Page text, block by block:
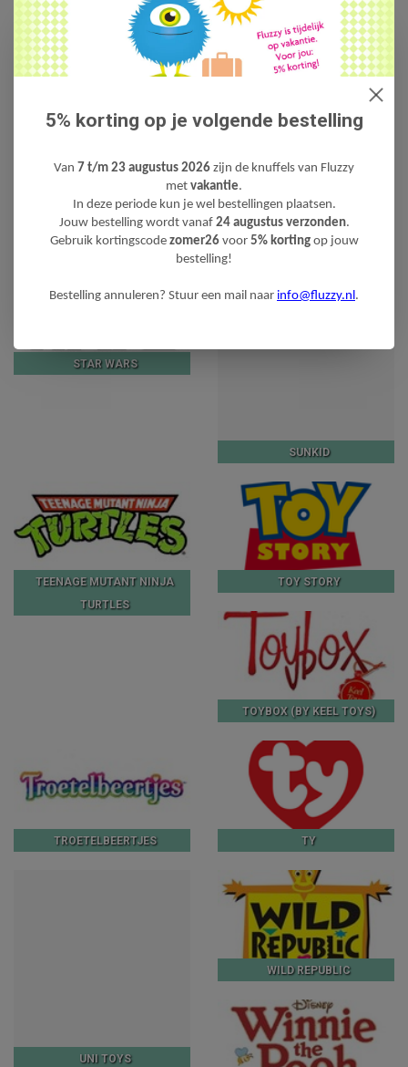
SQUISHMALLOWS
STAR WARS
SUNKID
TEENAGE MUTANT NINJA
TURTLES
TOY STORY
TOYBOX (BY KEEL TOYS)
TROETELBEERTJES TY
UNI TOYS
WILD REPUBLIC
5% korting op je volgende bestelling
Van 7 t/m 23 augustus 2026 zijn de knuffels van Fluzzy
met vakantie.
In deze periode kun je wel bestellingen plaatsen.
Jouw bestelling wordt vanaf 24 augustus verzonden.
Gebruik kortingscode zomer26 voor 5% kortingop jouw
bestelling!
Bestelling annuleren? Stuur een mail naar info@fluzzy.nl .